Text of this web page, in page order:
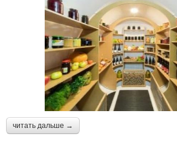
читать дальше →